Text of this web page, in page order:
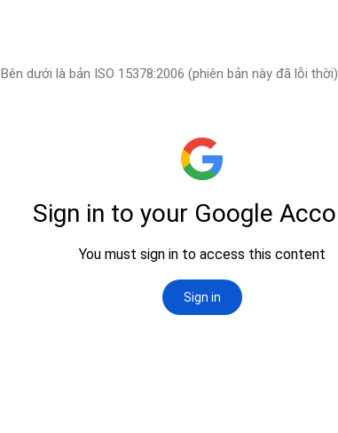
Bên dưới là bản ISO 15378:2006 (phiên bản này đã lỗi thời)